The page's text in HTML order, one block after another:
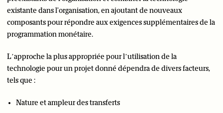
existante dans l'organisation, en ajoutant de nouveaux
composants pour répondre aux exigences supplémentaires de la
programmation monétaire.
L’approche la plus appropriée pour l’utilisation de la
technologie pour un projet donné dépendra de divers facteurs,
tels que :
Nature et ampleur des transferts